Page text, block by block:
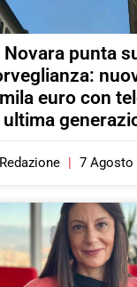
Novara punta
euro con
ultima
Redazione 7 Agosto